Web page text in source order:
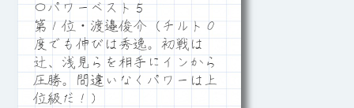
〇パワーベスト５
第１位・渡邉俊介（チルト０
度でも伸びは秀逸。初戦は
辻、浅見らを相手にインから
圧勝。間違いなくパワーは上
位級だ！）